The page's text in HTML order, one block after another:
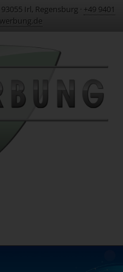
93055 Irl, Regensburg · +49 9401